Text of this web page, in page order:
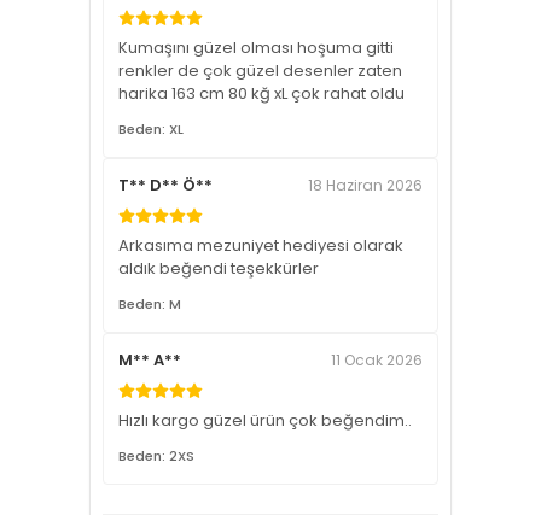
Kumaşını güzel olması hoşuma gitti
renkler de çok güzel desenler zaten
harika 163 cm 80 kğ xL çok rahat oldu
Beden: XL
T** D** Ö** 18 Haziran 2026
Arkasıma mezuniyet hediyesi olarak
aldık beğendi teşekkürler
Beden: M
M** A** 11 Ocak 2026
Hızlı kargo güzel ürün çok beğendim..
Beden: 2XS